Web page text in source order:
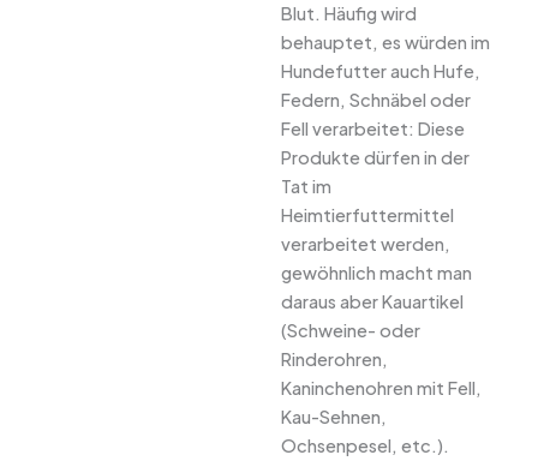
Blut. Häufig wird
behauptet, es würden im
Hundefutter auch Hufe,
Federn, Schnäbel oder
Fell verarbeitet: Diese
Produkte dürfen in der
Tat im
Heimtierfuttermittel
verarbeitet werden,
gewöhnlich macht man
daraus aber Kauartikel
(Schweine- oder
Rinderohren,
Kaninchenohren mit Fell,
Kau-Sehnen,
Ochsenpesel, etc.).